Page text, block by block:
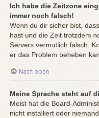
Ich habe die Zeitzone
immer noch falsch!
Wenn du dir sicher bist,
hast und die Zeit trotzdem
Servers vermutlich falsch.
er das Problem beheben
Nach oben
Meine Sprache steht auf
Meist hat die Board-
nicht installiert oder